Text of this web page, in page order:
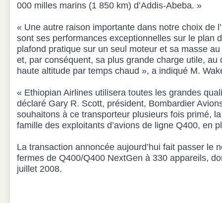
000 milles marins (1 850 km) d’Addis-Abeba. »
« Une autre raison importante dans notre choix de
sont ses performances exceptionnelles sur le plan
plafond pratique sur un seul moteur et sa masse
et, par conséquent, sa plus grande charge utile, au
haute altitude par temps chaud », a indiqué M.
« Ethiopian Airlines utilisera toutes les grandes
déclaré Gary R. Scott, président, Bombardier
souhaitons à ce transporteur plusieurs fois primé,
famille des exploitants d’avions de ligne Q400, en
La transaction annoncée aujourd’hui fait passer le
fermes de Q400/Q400 NextGen à 330 appareils,
juillet 2008.